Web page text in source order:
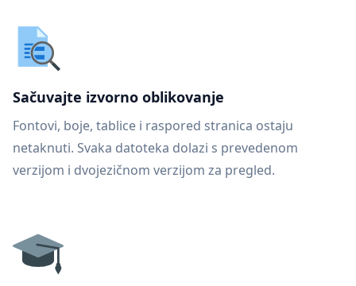
Sačuvajte izvorno oblikovanje
Fontovi, boje, tablice i raspored stranica ostaju
netaknuti. Svaka datoteka dolazi s prevedenom
verzijom i dvojezičnom verzijom za pregled.